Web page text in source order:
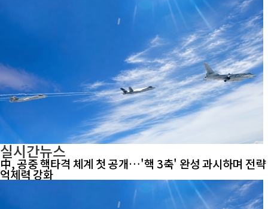
실시간뉴스
中, 공중 핵타격 체계 첫 공개…'핵 3축' 완성 과시하며 전략
억제력 강화